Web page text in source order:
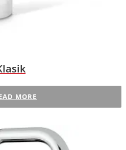
MORE